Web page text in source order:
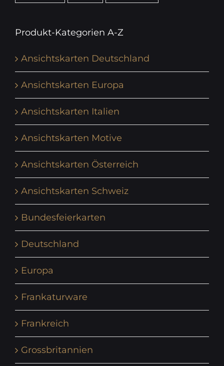
Produkt-Kategorien A-Z
Ansichtskarten Deutschland
Ansichtskarten Europa
Ansichtskarten Italien
Ansichtskarten Motive
Ansichtskarten Österreich
Ansichtskarten Schweiz
Bundesfeierkarten
Deutschland
Europa
Frankaturware
Frankreich
Grossbritannien